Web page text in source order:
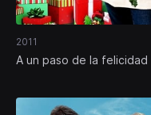
2011
A un paso de la felicidad